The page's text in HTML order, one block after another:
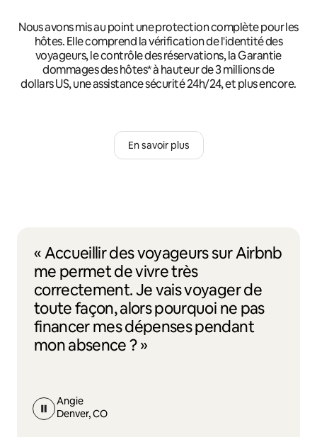
Nous avons mis au point une protection complète pour les
hôtes. Elle comprend la vérification de l'identité des
voyageurs, le contrôle des réservations, la Garantie
dommages des hôtes* à hauteur de 3 millions de
dollars US, une assistance sécurité 24h/24, et plus encore.
En savoir plus
« Accueillir des voyageurs sur Airbnb
me permet de vivre très
correctement. Je vais voyager de
toute façon, alors pourquoi ne pas
financer mes dépenses pendant
mon absence ? »
Angie
Denver, CO